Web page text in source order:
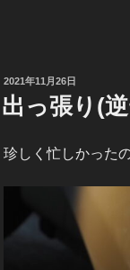
投
稿
日:
2021年11月26日
出っ張り(
珍しく忙しかった